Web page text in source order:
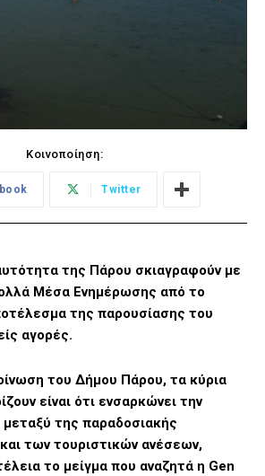
Κοινοποίηση:
Twitter
της Πάρου σκιαγραφούν με
Μέσα Ενημέρωσης από το
της παρουσίασης του
αγορές.
του Δήμου Πάρου, τα κύρια
είναι ότι ενσαρκώνει την
μεταξύ της παραδοσιακής
των τουριστικών ανέσεων,
το μείγμα που αναζητά η Gen